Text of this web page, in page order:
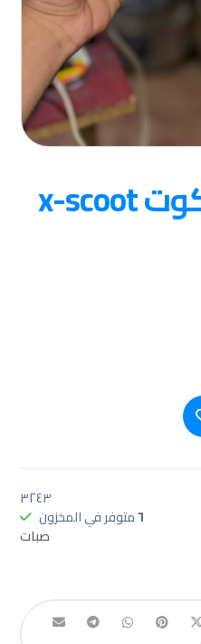
صب اكس اسكوت x-scoot
٣٢٤٣
٦متوفر في المخزون
صبات